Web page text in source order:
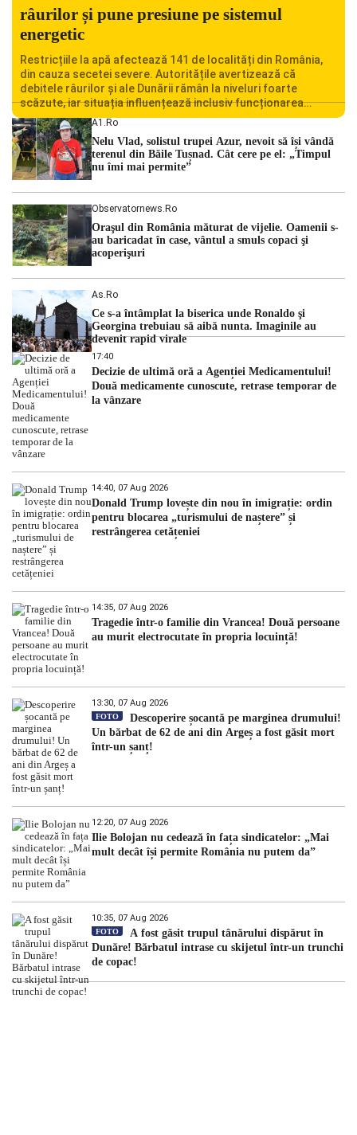
râurilor și pune presiune pe sistemul
energetic
Restricțiile la apă afectează 141 de localități din România,
din cauza secetei severe. Autoritățile avertizează că
debitele râurilor și ale Dunării rămân la niveluri foarte
scăzute, iar situația influențează inclusiv funcționarea
Centralei Nucleare de la Cernavodă. România se confruntă
cu una dintre cele mai dificile perioade din punct de vedere
hidrologic din ultimii ani. Lipsa […]
A1.ro
Nelu Vlad, solistul trupei Azur, nevoit să își vândă
terenul din Băile Tușnad. Cât cere pe el: „Timpul
nu îmi mai permite”
Observatornews.ro
Oraşul din România măturat de vijelie. Oamenii s-
au baricadat în case, vântul a smuls copaci şi
acoperişuri
As.ro
Ce s-a întâmplat la biserica unde Ronaldo şi
Georgina trebuiau să aibă nunta. Imaginile au
devenit rapid virale
17:40
Decizie de ultimă oră a Agenției Medicamentului!
Două medicamente cunoscute, retrase temporar de
la vânzare
14:40, 07 Aug 2026
Donald Trump lovește din nou în imigrație: ordin
pentru blocarea „turismului de naștere” și
restrângerea cetățeniei
14:35, 07 Aug 2026
Tragedie într-o familie din Vrancea! Două persoane
au murit electrocutate în propria locuință!
13:30, 07 Aug 2026
FOTO
Descoperire șocantă pe marginea drumului!
Un bărbat de 62 de ani din Argeș a fost găsit mort
într-un șanț!
12:20, 07 Aug 2026
Ilie Bolojan nu cedează în fața sindicatelor: „Mai
mult decât își permite România nu putem da”
10:35, 07 Aug 2026
FOTO
A fost găsit trupul tânărului dispărut în
Dunăre! Bărbatul intrase cu skijetul într-un trunchi
de copac!